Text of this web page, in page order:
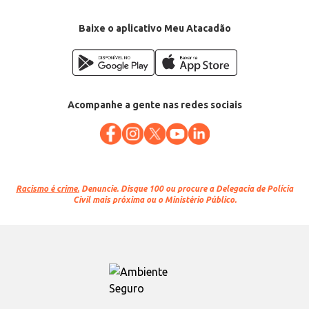
Baixe o aplicativo Meu Atacadão
Acompanhe a gente nas redes sociais
Racismo é crime. Denuncie. Disque 100 ou procure a Delegacia de Polícia
Civil mais próxima ou o Ministério Público.